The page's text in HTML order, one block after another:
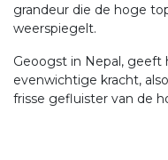
grandeur die de hoge
weerspiegelt.
Geoogst in Nepal,
evenwichtige kracht,
frisse gefluister van de